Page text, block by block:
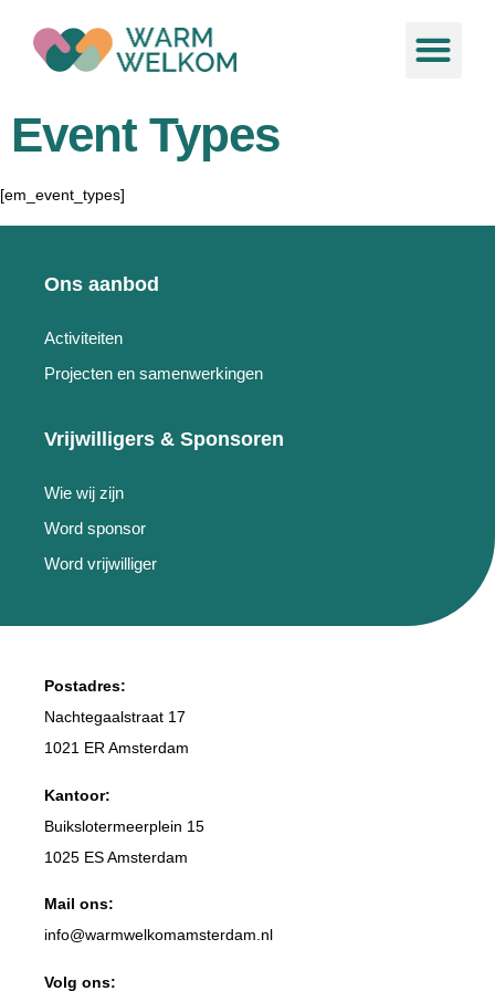
inhoud
Event Types
[em_event_types]
Ons aanbod
Activiteiten
Projecten en samenwerkingen
Vrijwilligers & Sponsoren
Wie wij zijn
Word sponsor
Word vrijwilliger
Postadres:
Nachtegaalstraat 17
1021 ER Amsterdam
Kantoor:
Buikslotermeerplein 15
1025 ES Amsterdam
Mail ons:
info@warmwelkomamsterdam.nl
Volg ons: